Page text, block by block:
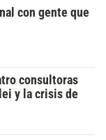
con gente que
consultoras
y la crisis de